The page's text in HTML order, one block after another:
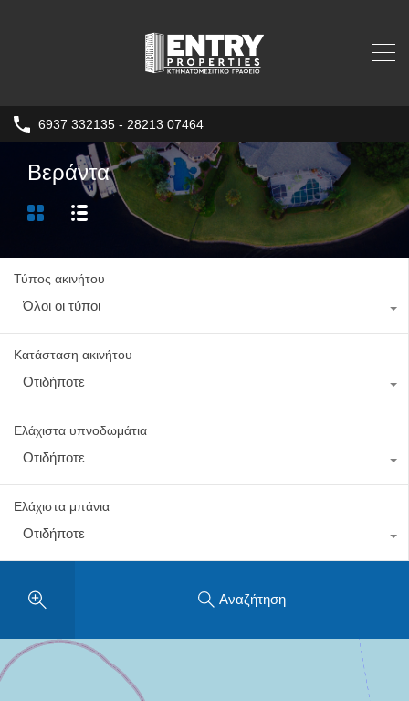
6937 332135 - 28213 07464
Βεράντα
Τύπος ακινήτου
Όλοι οι τύποι
Κατάσταση ακινήτου
Οτιδήποτε
Ελάχιστα υπνοδωμάτια
Οτιδήποτε
Ελάχιστα μπάνια
Οτιδήποτε
Αναζήτηση